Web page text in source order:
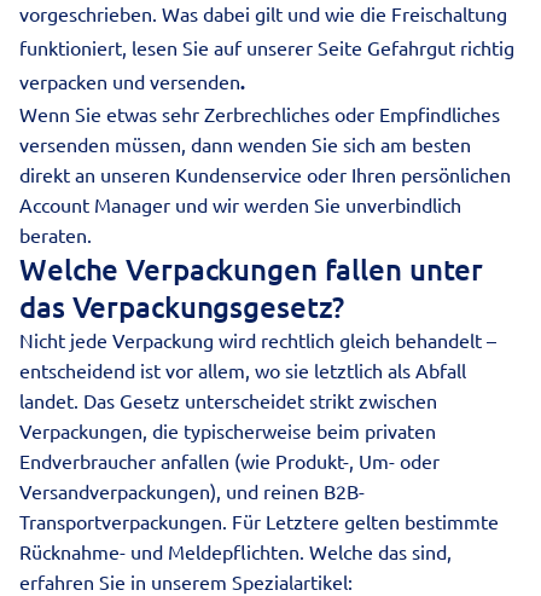
vorgeschrieben. Was dabei gilt und wie die Freischaltung
funktioniert, lesen Sie auf unserer Seite Gefahrgut richtig
verpacken und versenden.
Wenn Sie etwas sehr Zerbrechliches oder Empfindliches
versenden müssen, dann wenden Sie sich am besten
direkt an unseren Kundenservice oder Ihren persönlichen
Account Manager und wir werden Sie unverbindlich
beraten.
Welche Verpackungen fallen unter
das Verpackungsgesetz?
Nicht jede Verpackung wird rechtlich gleich behandelt –
entscheidend ist vor allem, wo sie letztlich als Abfall
landet. Das Gesetz unterscheidet strikt zwischen
Verpackungen, die typischerweise beim privaten
Endverbraucher anfallen (wie Produkt-, Um- oder
Versandverpackungen), und reinen B2B-
Transportverpackungen. Für Letztere gelten bestimmte
Rücknahme- und Meldepflichten. Welche das sind,
erfahren Sie in unserem Spezialartikel: